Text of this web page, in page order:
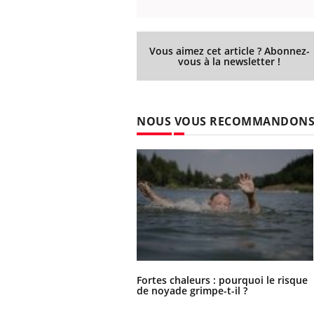
Vous aimez cet article ? Abonnez-
vous à la newsletter !
NOUS VOUS RECOMMANDONS
Fortes chaleurs : pourquoi le risque
de noyade grimpe-t-il ?